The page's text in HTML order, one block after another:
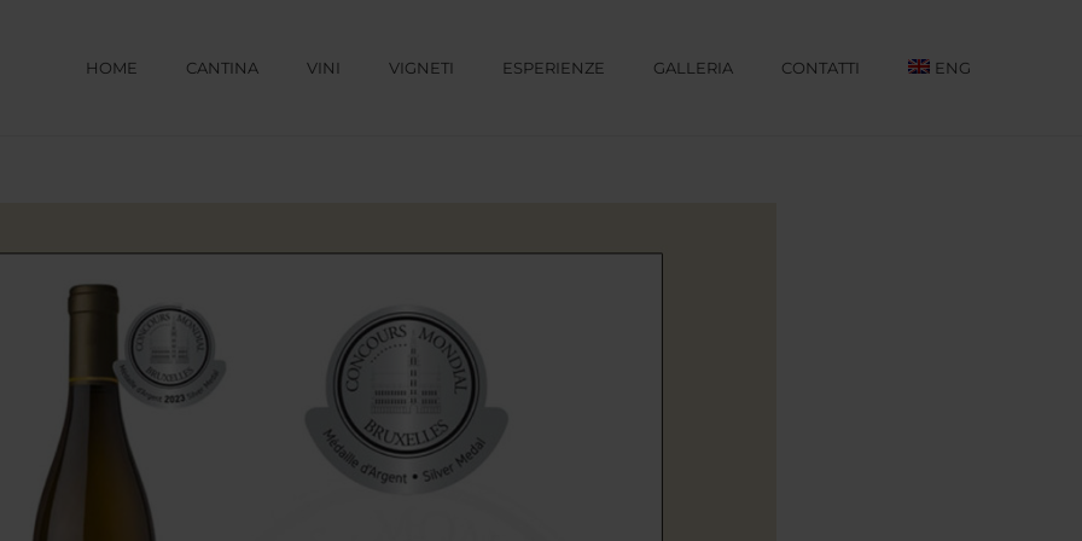
HOME CANTINA VINI VIGNETI ESPERIENZE GALLERIA CONTATTI ENG